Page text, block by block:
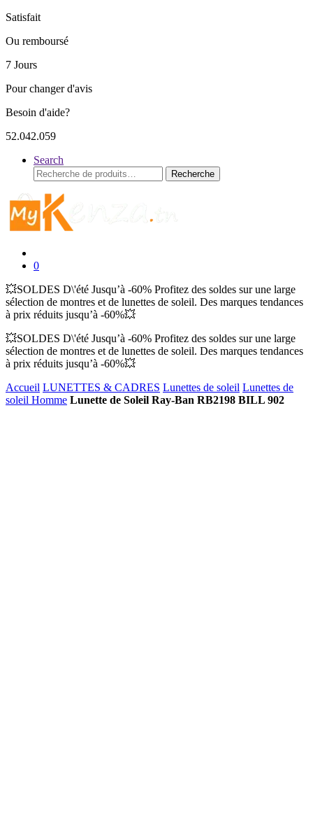
Satisfait
Ou remboursé
7 Jours
Pour changer d'avis
Besoin d'aide?
52.042.059
Search
Recherche
pour :
Recherche
0
💥SOLDES D\'été Jusqu’à -60% Profitez des soldes sur une large
sélection de montres et de lunettes de soleil. Des marques tendances
à prix réduits jusqu’à -60%💥
💥SOLDES D\'été Jusqu’à -60% Profitez des soldes sur une large
sélection de montres et de lunettes de soleil. Des marques tendances
à prix réduits jusqu’à -60%💥
Accueil LUNETTES & CADRES Lunettes de soleil Lunettes de
soleil Homme Lunette de Soleil Ray-Ban RB2198 BILL 902